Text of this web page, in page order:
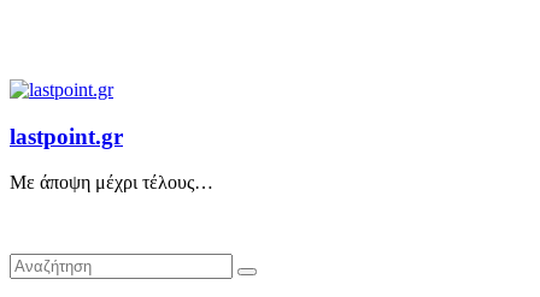
lastpoint.gr
Με άποψη μέχρι τέλους…